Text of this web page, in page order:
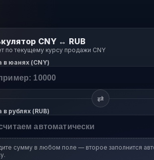
CNY ↔ RUB
по текущему курсу продажи CNY
в юанях (CNY)
⇄
рублях (RUB)
сумму в любом поле — второе заполнится